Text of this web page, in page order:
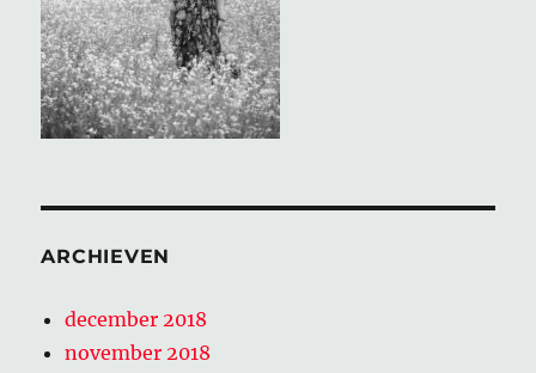
ARCHIEVEN
december 2018
november 2018